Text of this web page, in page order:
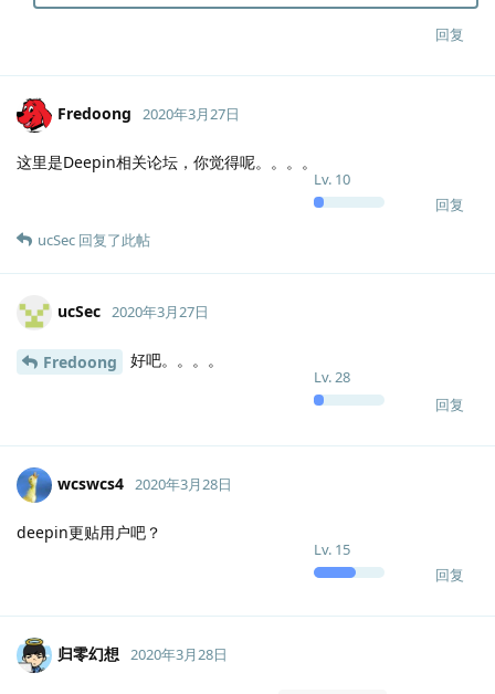
回复
Fredoong
Lv. 10
2020年3月27日
这里是Deepin相关论坛，你觉得呢。。。。
回复
ucSec 回复了此帖
ucSec
Lv.28
2020年3月27日
Fredoong 好吧。。。。
回复
wcswcs4
Lv. 15
2020年3月28日
deepin更贴用户吧？
回复
归零幻想 2020年3月28日